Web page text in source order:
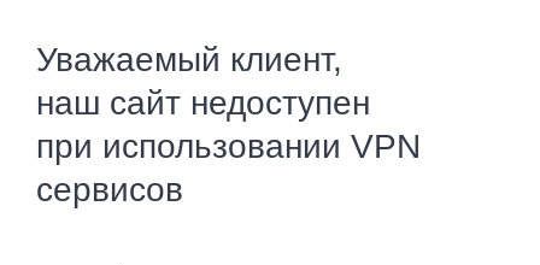
Уважаемый клиент,
наш сайт недоступен
при использовании VPN
сервисов